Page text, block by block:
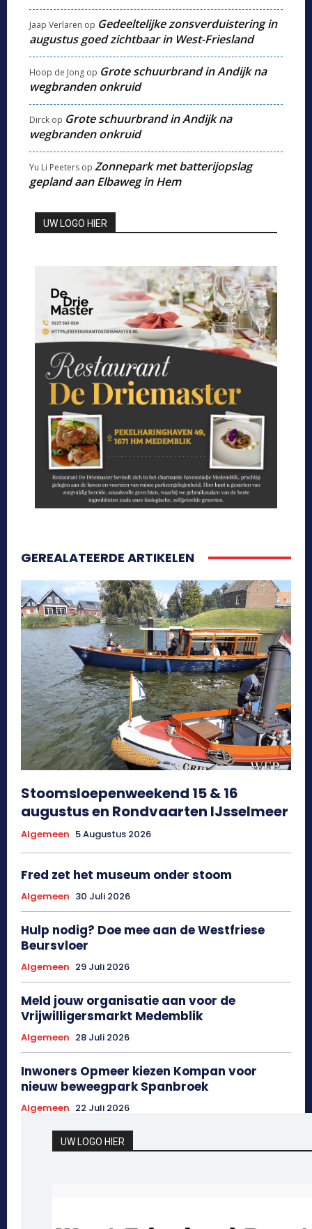
Jaap Verlaren op Gedeeltelijke zonsverduistering in
augustus goed zichtbaar in West-Friesland
Hoop de Jong op Grote schuurbrand in Andijk na
wegbranden onkruid
Dirck op Grote schuurbrand in Andijk na
wegbranden onkruid
Yu Li Peeters op Zonnepark met batterijopslag
gepland aan Elbaweg in Hem
UW LOGO HIER
GEREALATEERDE ARTIKELEN
Stoomsloepenweekend 15 & 16
augustus en Rondvaarten IJsselmeer
Algemeen 5 Augustus 2026
Fred zet het museum onder stoom
Algemeen 30 Juli 2026
Hulp nodig? Doe mee aan de Westfriese
Beursvloer
Algemeen 29 Juli 2026
Meld jouw organisatie aan voor de
Vrijwilligersmarkt Medemblik
Algemeen 28 Juli 2026
Inwoners Opmeer kiezen Kompan voor
nieuw beweegpark Spanbroek
Algemeen 22 Juli 2026
UW LOGO HIER